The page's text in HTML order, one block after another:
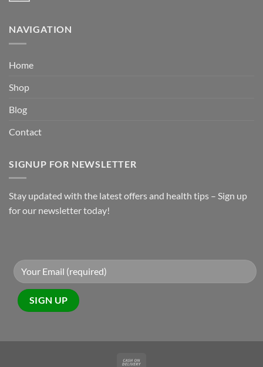
NAVIGATION
Home
Shop
Blog
Contact
SIGNUP FOR NEWSLETTER
Stay updated with the latest offers and health tips – Sign up
for our newsletter today!